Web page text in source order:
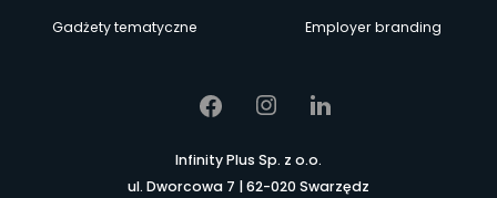
Gadżety tematyczne
Employer branding
Infinity Plus Sp. z o.o.
ul. Dworcowa 7 | 62-020 Swarzędz